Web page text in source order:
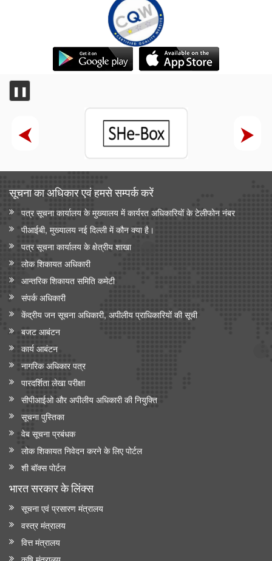
भारतीय प्रतिस्पर्धा आयोग (सीसीआई) ने ब्रिक्स प्रतिस्पर्धा प्राधिकरणों के
प्रमुखों की बैठक आयोजित की
❚❚
सूचना का अधिकार एवं हमसे सम्‍पर्क करें
पत्र सूचना कार्यालय के मुख्यालय में कार्यरत अधिकारियों के टेलीफोन नंबर
पीआईबी, मुख्यालय नई दिल्ली में कौन क्या है।
पत्र सूचना कार्यालय के क्षेत्रीय शाखा
लोक शिकायत अधिकारी
आन्‍तरिक शिकायत समिति कमेटी
संपर्क अधिकारी
केंद्रीय जन सूचना अधिकारी, अपीलीय प्राधिकारियों की सूची
बजट आबंटन
कार्य आबंटन
नागरिक अधिकार पत्र
पारदर्शिता लेखा परीक्षा
सीपीआईओ और अपी‍लीय अधिकारी की नियुक्ति
सूचना पुस्तिका
वेब सूचना प्रबंधक
लोक शिकायत निवेदन करने के लिए पोर्टल
शी बॉक्स पोर्टल
भारत सरकार के लिंक्‍स
सूचना एवं प्रसारण मंत्रालय
वस्त्र मंत्रालय
वित्त मंत्रालय